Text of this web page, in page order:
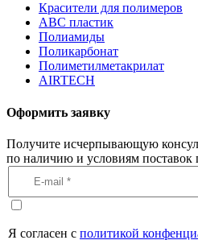
Красители для полимеров
АВС пластик
Полиамиды
Поликарбонат
Полиметилметакрилат
AIRTECH
Оформить заявку
Получите исчерпывающую
по наличию и условиям поставок
Я согласен с политикой